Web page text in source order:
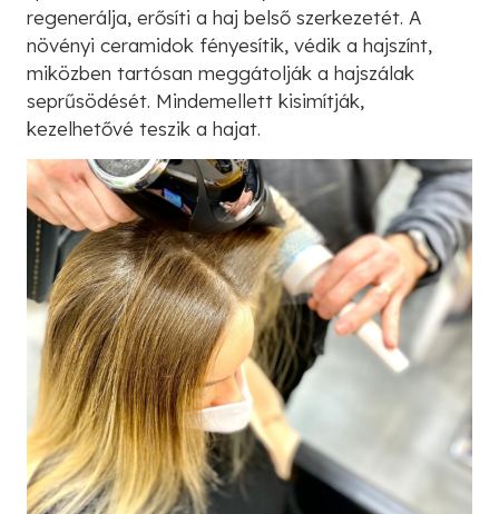
regenerálja, erősíti a haj belső szerkezetét. A
növényi ceramidok fényesítik, védik a hajszínt,
miközben tartósan meggátolják a hajszálak
seprűsödését. Mindemellett kisimítják,
kezelhetővé teszik a hajat.